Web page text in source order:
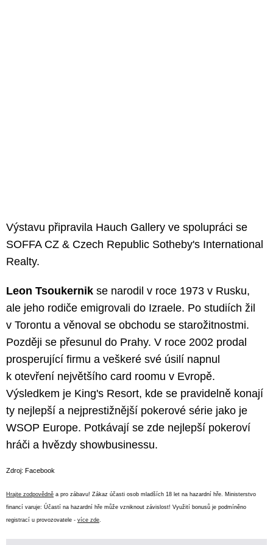
Výstavu připravila Hauch Gallery ve spolupráci se
SOFFA CZ & Czech Republic Sotheby's International
Realty.
Leon Tsoukernik se narodil v roce 1973 v Rusku,
ale jeho rodiče emigrovali do Izraele. Po studiích žil
v Torontu a věnoval se obchodu se starožitnostmi.
Později se přesunul do Prahy. V roce 2002 prodal
prosperující firmu a veškeré své úsilí napnul
k otevření největšího card roomu v Evropě.
Výsledkem je King's Resort, kde se pravidelně konají
ty nejlepší a nejprestižnější pokerové série jako je
WSOP Europe. Potkávají se zde nejlepší pokeroví
hráči a hvězdy showbusinessu.
Zdroj: Facebook
Hrajte zodpovědně a pro zábavu! Zákaz účasti osob mladších 18 let na hazardní hře. Ministerstvo
financí varuje: Účastí na hazardní hře může vzniknout závislost! Využití bonusů je podmíněno
registrací u provozovatele - více zde.